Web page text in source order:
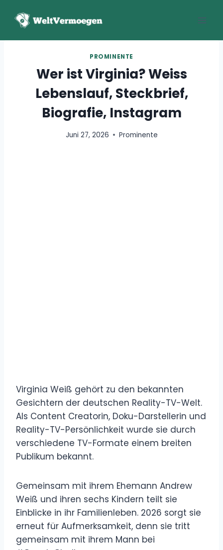
Inhalt
PROMINENTE
Wer ist Virginia? Weiss
Lebenslauf, Steckbrief,
Biografie, Instagram
Juni 27, 2026 Prominente
Virginia Weiß gehört zu den bekannten
Gesichtern der deutschen Reality-TV-Welt.
Als Content Creatorin, Doku-Darstellerin und
Reality-TV-Persönlichkeit wurde sie durch
verschiedene TV-Formate einem breiten
Publikum bekannt.
Gemeinsam mit ihrem Ehemann Andrew
Weiß und ihren sechs Kindern teilt sie
Einblicke in ihr Familienleben. 2026 sorgt sie
erneut für Aufmerksamkeit, denn sie tritt
gemeinsam mit ihrem Mann bei